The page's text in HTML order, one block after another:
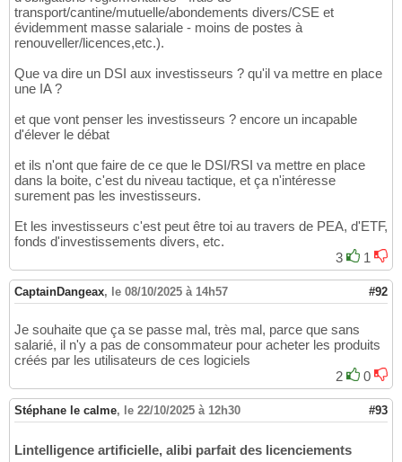
transport/cantine/mutuelle/abondements divers/CSE et
évidemment masse salariale - moins de postes à
renouveller/licences,etc.).
Que va dire un DSI aux investisseurs ? qu'il va mettre en place
une IA ?
et que vont penser les investisseurs ? encore un incapable
d'élever le débat
et ils n'ont que faire de ce que le DSI/RSI va mettre en place
dans la boite, c'est du niveau tactique, et ça n'intéresse
surement pas les investisseurs.
Et les investisseurs c'est peut être toi au travers de PEA, d'ETF,
fonds d'investissements divers, etc.
3
1
CaptainDangeax, le 08/10/2025 à 14h57 #92
Je souhaite que ça se passe mal, très mal, parce que sans
salarié, il n'y a pas de consommateur pour acheter les produits
créés par les utilisateurs de ces logiciels
2
0
Stéphane le calme, le 22/10/2025 à 12h30 #93
Lintelligence artificielle, alibi parfait des licenciements